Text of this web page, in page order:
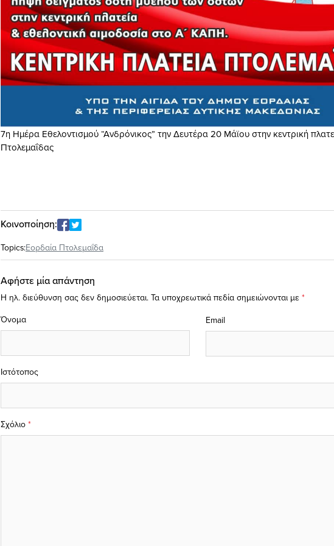
7η Ημέρα Εθελοντισμού “Ανδρόνικος” την Δευτέρα 20 Μάϊου στην κεντρική
Πτολεμαΐδας
Κοινοποίηση:
Topics:Εορδαία Πτολεμαΐδα
Αφήστε μία απάντηση
Η ηλ. διεύθυνση σας δεν δημοσιεύεται. Τα υποχρεωτικά πεδία σημειώνονται με *
Σχόλιο *
Όνομα Email
Ιστότοπος